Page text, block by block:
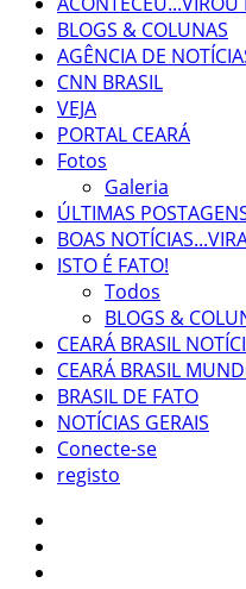
BLOGS & COLUNAS
AGÊNCIA DE
CNN BRASIL
VEJA
PORTAL CEARÁ
Fotos
Galeria
ÚLTIMAS
BOAS
ISTO É FATO!
Todos
BLOGS &
CEARÁ BRASIL
CEARÁ BRASIL
BRASIL DE FATO
NOTÍCIAS GERAIS
Conecte-se
registo